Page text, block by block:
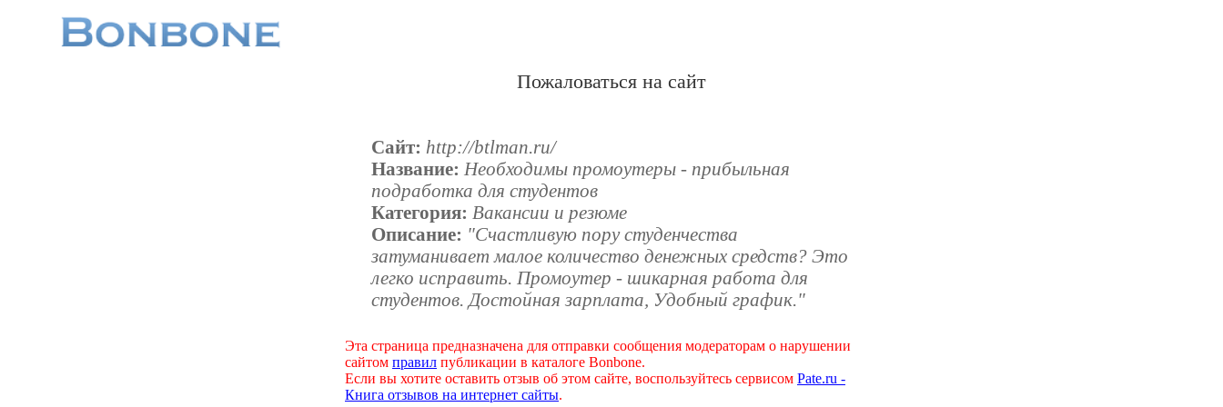
Пожаловаться на сайт
Сайт: http://btlman.ru/
Название: Необходимы промоутеры - прибыльная
подработка для студентов
Категория: Вакансии и резюме
Описание: "Счастливую пору студенчества
затуманивает малое количество денежных средств? Это
легко исправить. Промоутер - шикарная работа для
студентов. Достойная зарплата, Удобный график."
Эта страница предназначена для отправки сообщения модераторам о нарушении
сайтом правил публикации в каталоге Bonbone.
Если вы хотите оставить отзыв об этом сайте, воспользуйтесь сервисом Pate.ru -
Книга отзывов на интернет сайты.